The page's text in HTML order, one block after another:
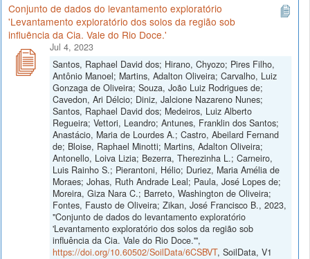
Conjunto de dados do levantamento exploratório
'Levantamento exploratório dos solos da região sob
influência da Cia. Vale do Rio Doce.'
Jul 4, 2023
Santos, Raphael David dos; Hirano, Chyozo; Pires Filho,
Antônio Manoel; Martins, Adalton Oliveira; Carvalho, Luiz
Gonzaga de Oliveira; Souza, João Luiz Rodrigues de;
Cavedon, Ari Délcio; Diniz, Jalcione Nazareno Nunes;
Santos, Raphael David dos; Medeiros, Luiz Alberto
Regueira; Vettori, Leandro; Antunes, Franklin dos Santos;
Anastácio, Maria de Lourdes A.; Castro, Abeilard Fernand
de; Bloise, Raphael Minotti; Martins, Adalton Oliveira;
Antonello, Loiva Lizia; Bezerra, Therezinha L.; Carneiro,
Luis Rainho S.; Pierantoni, Hélio; Duriez, Maria Amélia de
Moraes; Johas, Ruth Andrade Leal; Paula, José Lopes de;
Moreira, Giza Nara C.; Barreto, Washington de Oliveira;
Fontes, Fausto de Oliveira; Zikan, José Francisco B., 2023,
"Conjunto de dados do levantamento exploratório
'Levantamento exploratório dos solos da região sob
influência da Cia. Vale do Rio Doce.'",
https://doi.org/10.60502/SoilData/6CSBVT, SoilData, V1